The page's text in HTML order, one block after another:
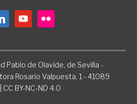
youtubeflickr
Pablo de Olavide, de Sevilla -
Rosario Valpuesta, 1 - 41089
BY-NC-ND 4.0